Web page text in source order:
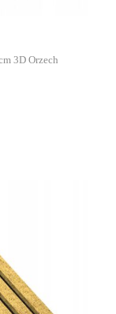
3D Orzech
zł do 132,50 zł